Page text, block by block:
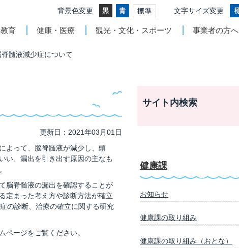
背景色変更 文字サイズ変更
育 健康・医療 観光・文化・スポーツ 事業者の方へ
脊髄液減少症について
更新日：2021年03月01日
よって、脳脊髄液が減少し、頭
い、漏出を引き出す原因の主なも
脳脊髄液の漏出を確認することが
定まった考え方や診断方法が確立
の診断、治療の確立に関する研究
ージをご覧ください。
サイト内検索
健康課
お知らせ
健康課の取り組み
健康課の取り組み（おとな）